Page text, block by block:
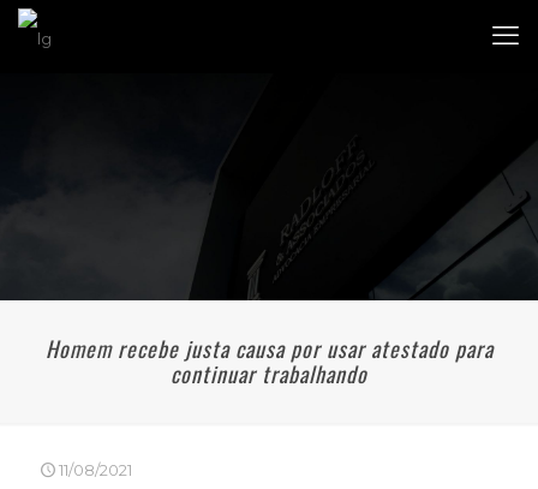
Homem recebe justa causa por usar atestado para
continuar trabalhando
11/08/2021